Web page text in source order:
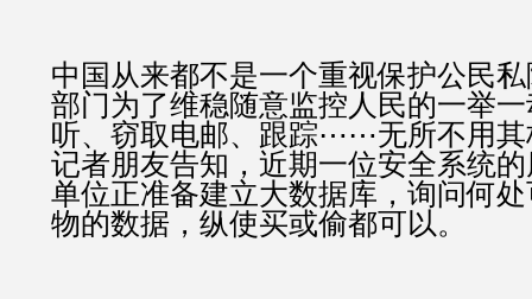
中国从来都不是一个重视保护公民
部门为了维稳随意监控人民的一举
听、窃取电邮、跟踪⋯⋯无所不用其
记者朋友告知，近期一位安全系统
单位正准备建立大数据库，询问何
物的数据，纵使买或偷都可以。